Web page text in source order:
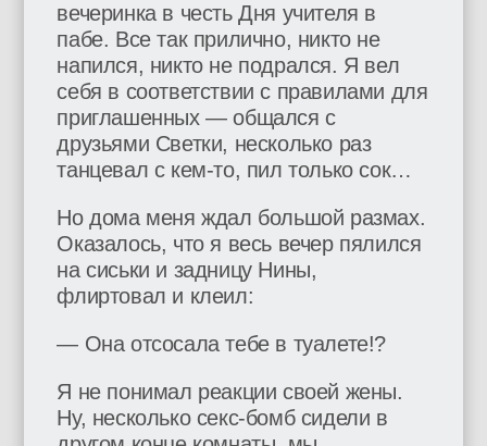
вечеринка в честь Дня учителя в
пабе. Все так прилично, никто не
напился, никто не подрался. Я вел
себя в соответствии с правилами для
приглашенных — общался с
друзьями Светки, несколько раз
танцевал с кем-то, пил только сок…
Но дома меня ждал большой размах.
Оказалось, что я весь вечер пялился
на сиськи и задницу Нины,
флиртовал и клеил:
— Она отсосала тебе в туалете!?
Я не понимал реакции своей жены.
Ну, несколько секс-бомб сидели в